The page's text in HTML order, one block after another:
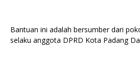
Bantuan ini adalah bersumber dari
selaku anggota DPRD Kota Padang